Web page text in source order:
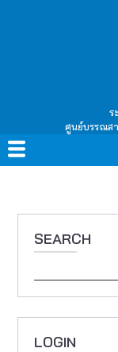
ร
ศูนย์บรรณส
Main
SEARCH
LOGIN